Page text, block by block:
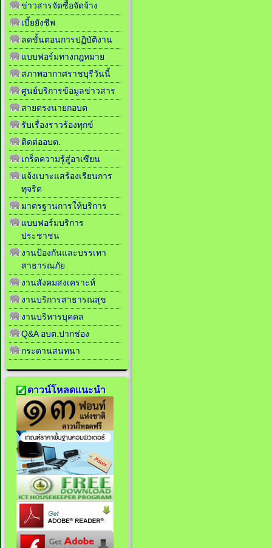
ข่าวสารจัดซื้อจัดจ้าง
เบี้ยยังชีพ
ลดขั้นตอนการปฏิบัติงาน
แบบฟอร์มทางกฎหมาย
สภาพอากาศราชบุรีวันนี้
ศูนย์บริการข้อมูลข่าวสาร
สายตรงนายกอบต
รับเรื่องราวร้องทุกข์
ติดต่ออบต.
เกร็ดความรู้สู่อาเซียน
แจ้งเบาะแสร้องเรียนการ
ทุจริต
มาตรฐานการให้บริการ
แบบฟอร์มบริการ
ประชาชน
งานป้องกันและบรรเทา
สาธารณภัย
งานสังคมสงเคราะห์
งานบริการสาธารณสุข
งานบริหารบุคคล
Q&A อบต.ปากช่อง
กระดานสนทนา
ดาวน์โหลดแนะนำ